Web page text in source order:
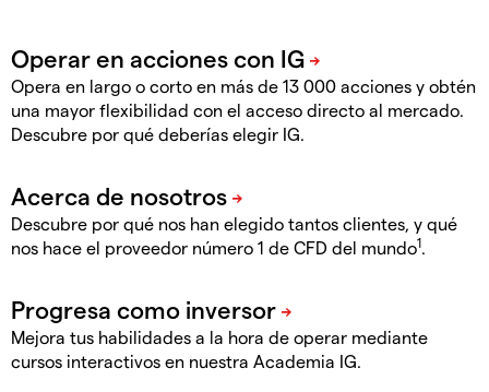
Opera en largo o corto en más de 13 000 acciones y obtén
una mayor flexibilidad con el acceso directo al mercado.
Descubre por qué deberías elegir IG.
Descubre por qué nos han elegido tantos clientes, y qué
nos hace el proveedor número 1 de CFD del mundo1.
Mejora tus habilidades a la hora de operar mediante
cursos interactivos en nuestra Academia IG.